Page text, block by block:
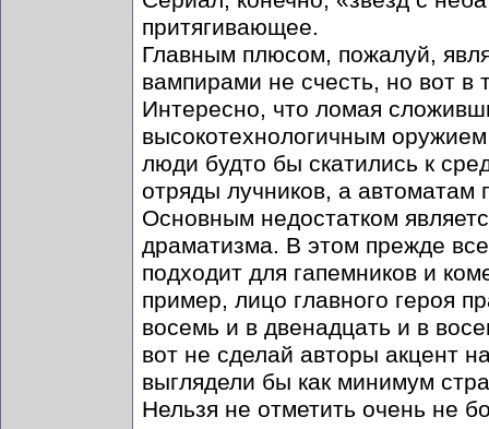
притягивающее.
Главным плюсом, пожалуй,
вампирами не счесть, но вот в
Интересно, что ломая
высокотехнологичным
люди будто бы скатились к
отряды лучников, а автоматам
Основным недостатком
драматизма. В этом прежде
подходит для гапемников и
пример, лицо главного героя
восемь и в двенадцать и в
вот не сделай авторы акцент
выглядели бы как минимум
Нельзя не отметить очень не